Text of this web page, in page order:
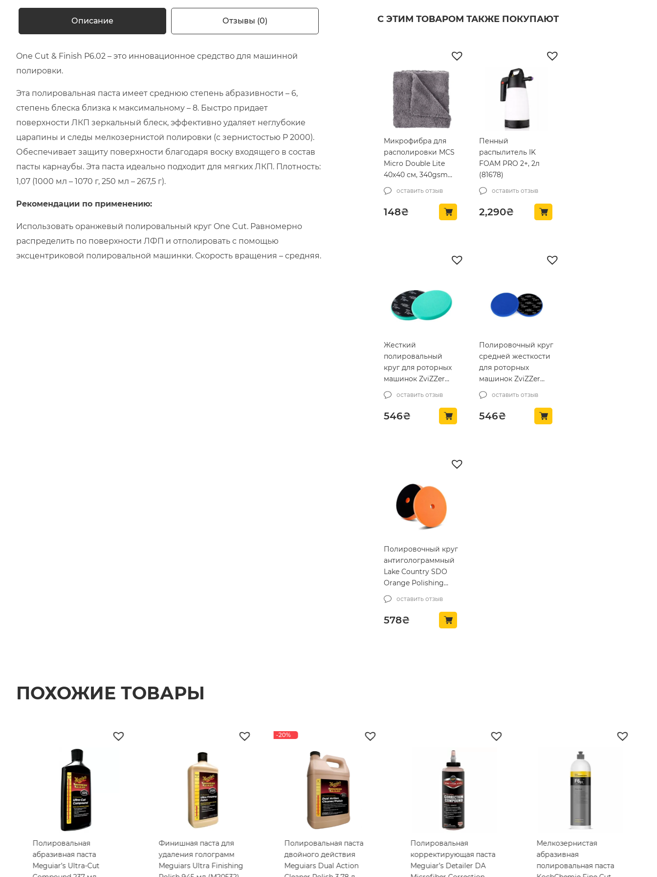
Описание Отзывы (0)
One Cut & Finish P6.02 – это инновационное средство для машинной
полировки.
Эта полировальная паста имеет среднюю степень абразивности – 6,
степень блеска близка к максимальному – 8. Быстро придает
поверхности ЛКП зеркальный блеск, эффективно удаляет неглубокие
царапины и следы мелкозернистой полировки (с зернистостью P 2000).
Обеспечивает защиту поверхности благодаря воску входящего в состав
пасты карнаубы. Эта паста идеально подходит для мягких ЛКП. Плотность:
1,07 (1000 мл – 1070 г, 250 мл – 267,5 г).
Рекомендации по применению:
Использовать оранжевый полировальный круг One Cut. Равномерно
распределить по поверхности ЛФП и отполировать с помощью
эксцентриковой полировальной машинки. Скорость вращения – средняя.
С ЭТИМ ТОВАРОМ ТАКЖЕ ПОКУПАЮТ
Микрофибра для
располировки MCS
Micro Double Lite
40х40 см, 340gsm
(MCS-03/1)
оставить отзыв
148₴
Пенный
распылитель IK
FOAM PRO 2+, 2л
(81678)
оставить отзыв
2,290₴
Жесткий
полировальный
круг для роторных
машинок ZviZZer
THERMO Rotary Pad
Green Ø125 mm (ZV-
TR00014020GN)
оставить отзыв
546₴
Полировочный круг
средней жесткости
для роторных
машинок ZviZZer
THERMO Rotary Pad
Blue Ø125 mm (ZV-
TR00014020BE)
оставить отзыв
546₴
Полировочный круг
антиголограммный
Lake Country SDO
Orange Polishing
125мм (SDO-22550)
оставить отзыв
578₴
ПОХОЖИЕ ТОВАРЫ
Полировальная
абразивная паста
Meguiar’s Ultra-Cut
Финишная паста для
удаления голограмм
Meguiars Ultra Finishing
-20%
Полировальная паста
двойного действия
Meguiars Dual Action
Полировальная
корректирующая паста
Meguiar’s Detailer DA
Мелкозернистая
абразивная
полировальная паста